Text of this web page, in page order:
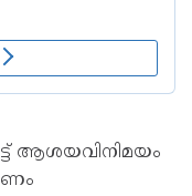
ആശയവിനിമയം